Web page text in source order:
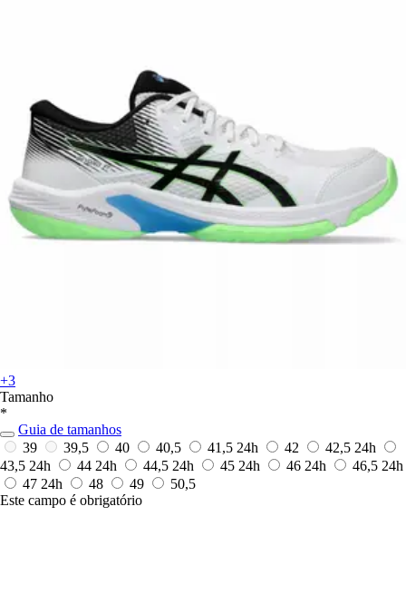
+3
Tamanho
*
Guia de tamanhos
39
39,5 40 40,5 41,5 24h 42 42,5 24h
43,5 24h 44 24h 44,5 24h 45 24h 46 24h 46,5 24h
47 24h 48 49
50,5
Este campo é obrigatório